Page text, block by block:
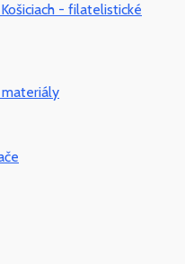
- filatelistické